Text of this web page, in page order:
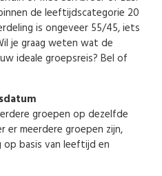
de leeftijdscategorie 20
is ongeveer 55/45, iets
je graag weten wat de
ideale groepsreis? Bel of
groepen op dezelfde
er meerdere groepen zijn,
op basis van leeftijd en